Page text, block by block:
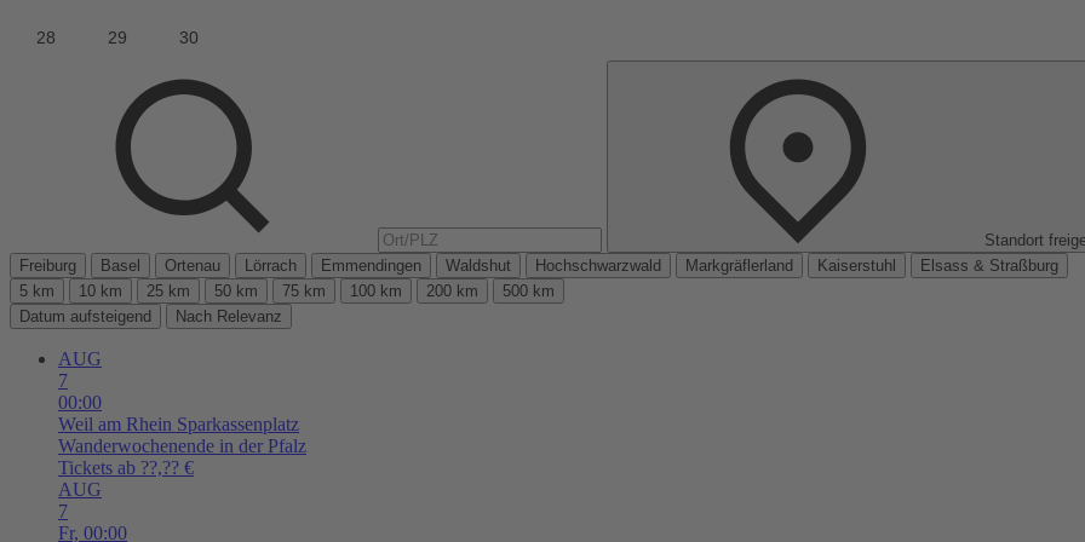
Standort
Freiburg
Basel Ortenau Lörrach Emmendingen Waldshut Hochschwarzwald Markgräflerland Kaiserstuhl
Elsass & Straßburg
5 km
10 km 25 km 50 km 75 km 100 km 200 km
500 km
Datum aufsteigend
Nach Relevanz
AUG
7
00:00
Weil am Rhein Sparkassenplatz
Wanderwochenende in der Pfalz
Tickets ab ??,?? €
AUG
7
Fr, 00:00